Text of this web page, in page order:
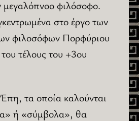
μεγαλόπνοο φιλόσοφο.
στο έργο των
φιλοσόφων Πορφύριου
τέλους του +3ου
τα οποία καλούνται
ή «σύμβολα», θα